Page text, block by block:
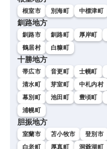
根室市 別海町 中標津町
釧路地方
釧路市 釧路町 厚岸町
鶴居村
白糠町
十勝地方
帯広市 音更町 士幌町
清水町
芽室町 中札内村
幕別町
池田町 豊頃町
浦幌町
胆振地方
室蘭市 苫小牧市 登別市
白老町
厚真町 洞爺湖町